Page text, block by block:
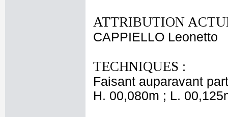
ATTRIBUTION
CAPPIELLO Leonetto
TECHNIQUES :
Faisant auparavant
H. 00,080m ; L.